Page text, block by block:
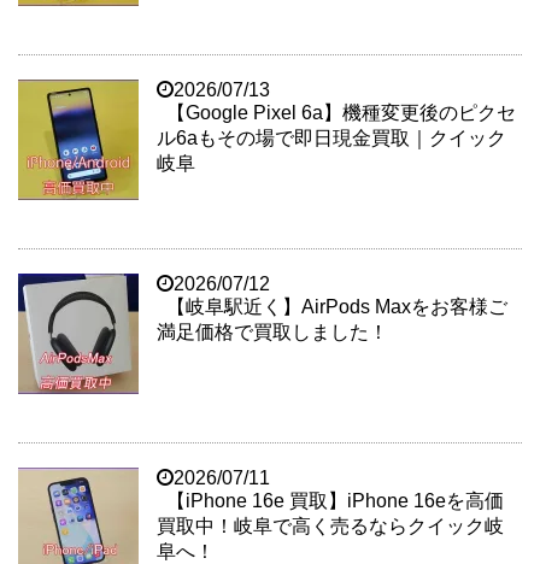
2026/07/13
【Google Pixel 6a】機種変更後のピクセ
ル6aもその場で即日現金買取｜クイック
岐阜
2026/07/12
【岐阜駅近く】AirPods Maxをお客様ご
満足価格で買取しました！
2026/07/11
【iPhone 16e 買取】iPhone 16eを高価
買取中！岐阜で高く売るならクイック岐
阜へ！